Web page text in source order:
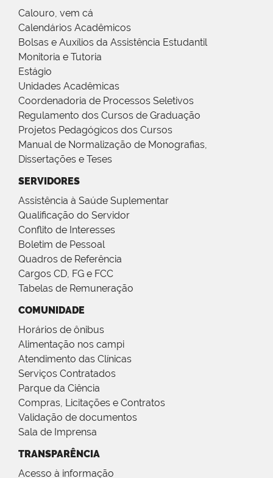
Calouro, vem cá
Calendários Acadêmicos
Bolsas e Auxílios da Assistência Estudantil
Monitoria e Tutoria
Estágio
Unidades Acadêmicas
Coordenadoria de Processos Seletivos
Regulamento dos Cursos de Graduação
Projetos Pedagógicos dos Cursos
Manual de Normalização de Monografias,
Dissertações e Teses
SERVIDORES
Assistência à Saúde Suplementar
Qualificação do Servidor
Conflito de Interesses
Boletim de Pessoal
Quadros de Referência
Cargos CD, FG e FCC
Tabelas de Remuneração
COMUNIDADE
Horários de ônibus
Alimentação nos campi
Atendimento das Clínicas
Serviços Contratados
Parque da Ciência
Compras, Licitações e Contratos
Validação de documentos
Sala de Imprensa
TRANSPARÊNCIA
Acesso à informação